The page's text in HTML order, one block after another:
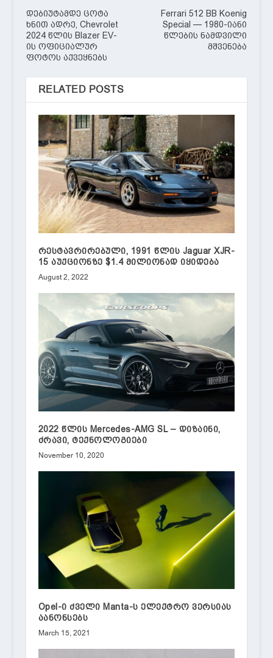
დებიუტამდე ცოტა
ხნით ადრე, Chevrolet
2024 წლის Blazer EV-
ის ოფიციალურ
ფოტოს აქვეყნებს
Ferrari 512 BB Koenig
Special — 1980-იანი
წლების ნამდვილი
მშვენება
RELATED POSTS
რესტავრირებული, 1991 წლის Jaguar XJR-
15 აუქციონზე $1.4 მილიონად იყიდება
August 2, 2022
2022 წლის Mercedes-AMG SL – დიზაინი,
ძრავი, ტექნოლოგიები
November 10, 2020
Opel-ი ძველი Manta-ს ელექტრო ვერსიას
აანონსებს
March 15, 2021